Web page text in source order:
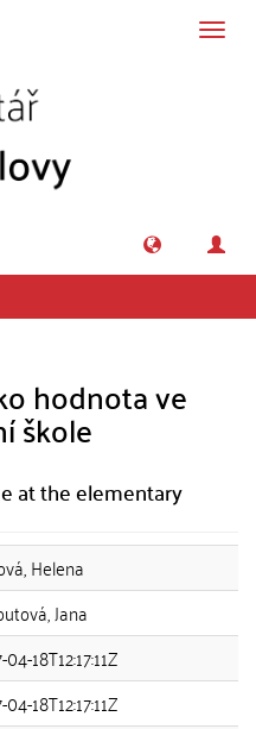
hodnota ve
škole
at the elementary
Helena
Jana
18T12:17:11Z
18T12:17:11Z